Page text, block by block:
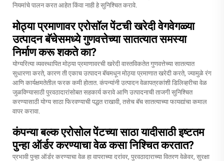
नियमांचे पालन करत आहेत किंवा नाही हे सुनिश्चित करावे.
मोठ्या प्रमाणावर एरोसॉल पेंटची खरेदी वेगवेगळ्या
उत्पादन बॅचेसमध्ये गुणवत्तेच्या सातत्यात समस्या
निर्माण करू शकते का?
योग्यरित्या व्यवस्थापित मोठ्या प्रमाणावरची खरेदी वास्तविकतेत गुणवत्तेच्या सातत्यात
सुधारणा करते, कारण ती एकाच उत्पादन बॅचमधून मोठ्या प्रमाणात खरेदी करते, ज्यामुळे रंग
आणि कार्यक्षमतेतील फरक कमी होतात. कंपन्यांनी उत्पादन वेळापत्रकांशी डिलिव्हरीचा वेळ
जुळविण्यासाठी पुरवठादारांसोबत सहकार्य करावे आणि उत्पादनाची ताजगी सुनिश्चित
करण्यासाठी योग्य साठा फिरवण्याची पद्धत राखावी, तसेच बॅच सातत्याच्या फायद्यांचा कमाल
वापर करावा.
कंपन्या बल्क एरोसोल पेंटच्या साठा यादीसाठी इष्टतम
पुन्हा ऑर्डर करण्याचा वेळ कसा निश्चित करतात?
प्रभावी पुन्हा ऑर्डर करण्याचा वेळ हा वापराच्या दरांवर, पुरवठादाराच्या वितरण वेळेवर, सुरक्षा